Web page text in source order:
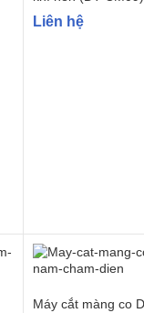
Liên hệ
Máy cắt màng co